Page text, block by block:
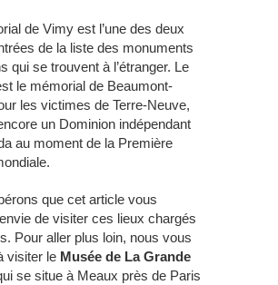
de Vimy est l’une des deux
de la liste des monuments
qui se trouvent à l’étranger. Le
le mémorial de Beaumont-
les victimes de Terre-Neuve,
un Dominion indépendant
au moment de la Première
que cet article vous
de visiter ces lieux chargés
Pour aller plus loin, nous vous
visiter le Musée de La Grande
se situe à Meaux près de Paris